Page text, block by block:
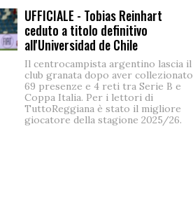
UFFICIALE - Tobias Reinhart
ceduto a titolo definitivo
all'Universidad de Chile
Il centrocampista argentino lascia il
club granata dopo aver collezionato
69 presenze e 4 reti tra Serie B e
Coppa Italia. Per i lettori di
TuttoReggiana è stato il migliore
giocatore della stagione 2025/26.